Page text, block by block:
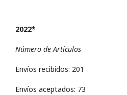
2022*
Número de Artículos
Envíos recibidos: 201
Envíos aceptados: 73